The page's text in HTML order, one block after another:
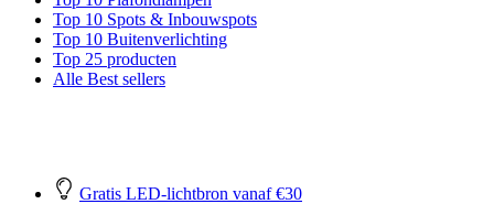
Top 10 Spots & Inbouwspots
Top 10 Buitenverlichting
Top 25 producten
Alle Best sellers
Gratis LED-lichtbron vanaf €30